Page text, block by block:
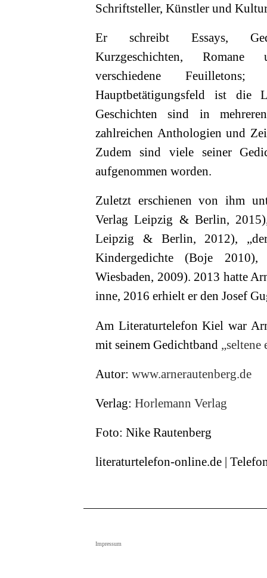
Schriftsteller, Künstler und
Er schreibt Essays,
Kurzgeschichten,
verschiedene
Hauptbetätigungsfeld ist die
Geschichten sind in
zahlreichen Anthologien und
Zudem sind viele seiner
aufgenommen worden.
Zuletzt erschienen von ihm
Verlag Leipzig & Berlin,
Leipzig & Berlin, 2012),
Kindergedichte (Boje 2010),
Wiesbaden, 2009). 2013 hatte
inne, 2016 erhielt er den Josef
Am Literaturtelefon Kiel war
mit seinem Gedichtband „seltene
Autor: www.arnerautenberg.de
Verlag: Horlemann Verlag
Foto: Nike Rautenberg
literaturtelefon-online.de |
Impressum